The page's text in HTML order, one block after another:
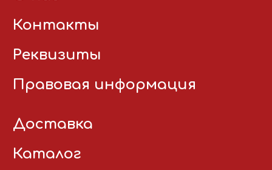
Контакты
Реквизиты
Правовая информация
Доставка
Каталог